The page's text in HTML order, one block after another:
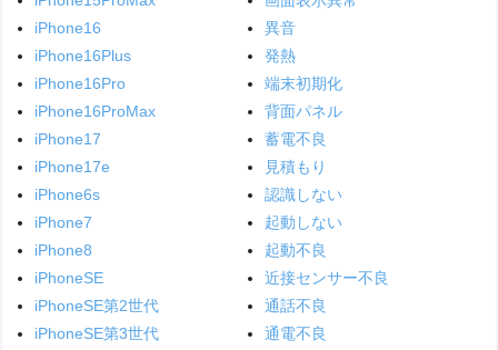
iPhone16
iPhone16Plus
iPhone16Pro
iPhone16ProMax
iPhone17
iPhone17e
iPhone6s
iPhone7
iPhone8
iPhoneSE
iPhoneSE第2世代
iPhoneSE第3世代
異音
発熱
端末初期化
背面パネル
蓄電不良
見積もり
認識しない
起動しない
起動不良
近接センサー不良
通話不良
通電不良